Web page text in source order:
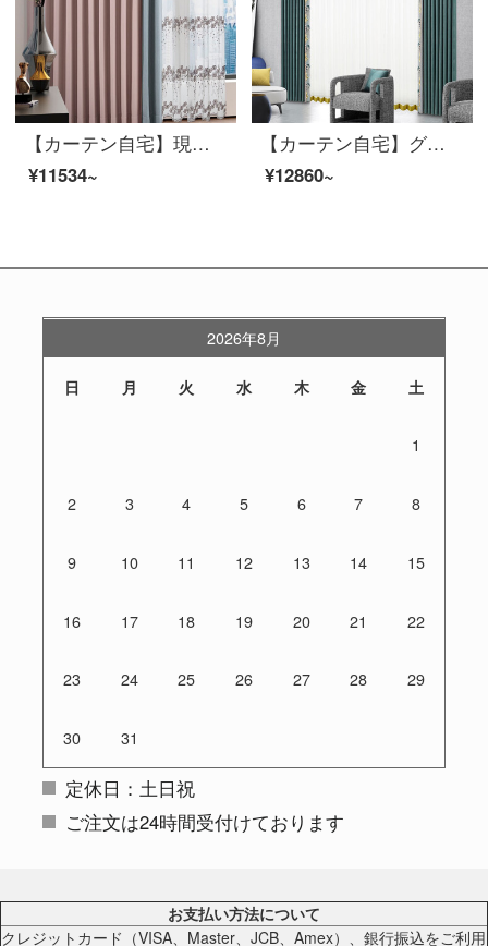
【カーテン自宅】現代簡単な仕上げのカーテンの高遮光純色少女パウダーの左右にはカーテンが付いています。リビングルームのカスタマイズ窓LDC 20 SSB-0201ノック/カーテンヘッドが含まれていません。（高さ2.6メートル以内で変更できます。）Lカーテンのセット/ダブルオープン（適用窓幅2.9-3.2メートル）
¥11534~
【カーテン自宅】グレンブルーカーテンの仕上がりは簡単で、現代の高遮光ジャカードのつなぎ合わせが定型化されています。ポリエステル千格鳥リビングルームの床の窓はJBLW 005 Sフックを注文します。
¥12860~
2026年8月
日 月 火 水 木 金 土
1
2 3 4 5 6 7 8
9 10 11 12 13 14 15
16 17 18 19 20 21 22
23 24 25 26 27 28 29
30 31
定休日：土日祝
ご注文は24時間受付けております
お支払い方法について
クレジットカード（VISA、Master、JCB、Amex）、銀行振込をご利用